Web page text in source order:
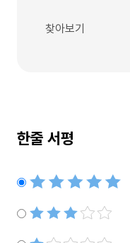
찾아보기
한줄 서평
별점5개
별점3개